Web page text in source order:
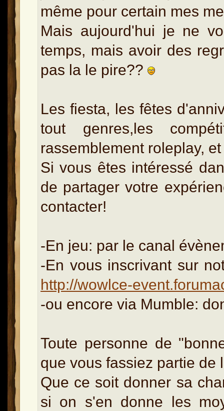
même pour certain mes
Mais aujourd'hui je ne
temps, mais avoir des
pas la le pire??
Les fiesta, les fêtes
tout genres,les
rassemblement roleplay,
Si vous êtes intéressé
de partager votre
contacter!
-En jeu: par le canal
-En vous inscrivant sur
http://wowlce-
-ou encore via Mumble:
Toute personne de
que vous fassiez partie de
Que ce soit donner sa
si on s'en donne les